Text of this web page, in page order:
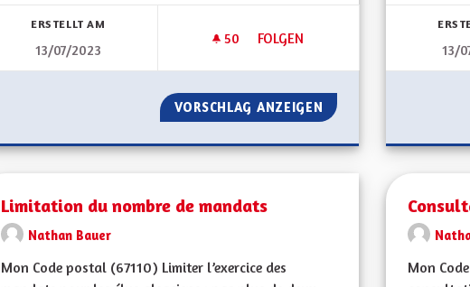
ERSTELLT AM
13/07/2023
50 50 FOLLOWER
FOLGEN
ENQUÊTE ET RAPPORT SUR LES
VORSCHLAG ANZEIGEN ENQUÊTE ET
13/
Limitation du nombre de mandats
Nathan Bauer
Mon Code postal (67110) Limiter l’exercice des
Mon